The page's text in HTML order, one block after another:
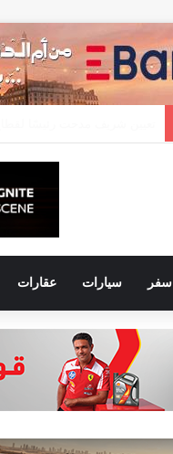
سفر سيارات عقارات